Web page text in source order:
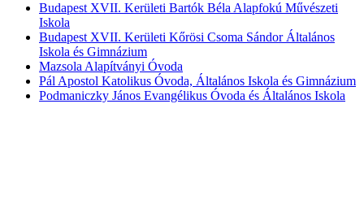
Budapest XVII. Kerületi Bartók Béla Alapfokú Művészeti
Iskola
Budapest XVII. Kerületi Kőrösi Csoma Sándor Általános
Iskola és Gimnázium
Mazsola Alapítványi Óvoda
Pál Apostol Katolikus Óvoda, Általános Iskola és Gimnázium
Podmaniczky János Evangélikus Óvoda és Általános Iskola